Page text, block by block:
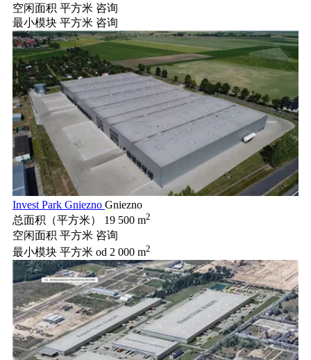
空闲面积 平方米 咨询
最小模块 平方米 咨询
Invest Park Gniezno Gniezno
总面积（平方米）
19 500 m2
空闲面积 平方米 咨询
最小模块 平方米 od 2 000 m2